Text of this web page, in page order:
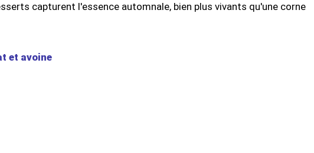
capturent l'essence automnale, bien plus vivants qu'une corne
et avoine